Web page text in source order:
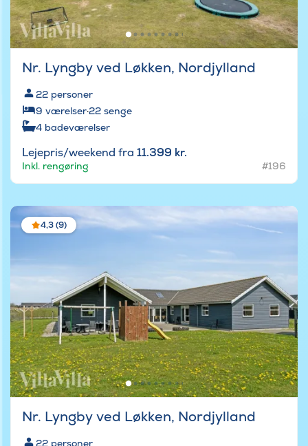
Nr. Lyngby ved Løkken, Nordjylland
22 personer
9 værelser·22 senge
4 badeværelser
Lejepris/weekend fra 11.399 kr.
Inkl. rengøring #196
4,3 (9)
Nr. Lyngby ved Løkken, Nordjylland
22 personer